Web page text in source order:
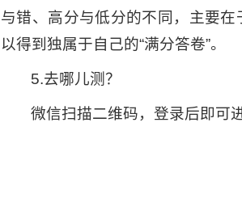
与错、高分与低分的不同，主要
以得到独属于自己的“满分答卷”。
5.去哪儿测？
微信扫描二维码，登录后即可